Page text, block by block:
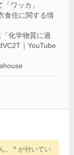
ワッカ」
食住に関する情
化学物質に過
｜YouTube
。 * が付いてい